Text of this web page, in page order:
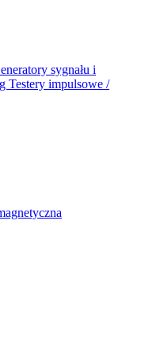
sygnału i
Testery impulsowe /